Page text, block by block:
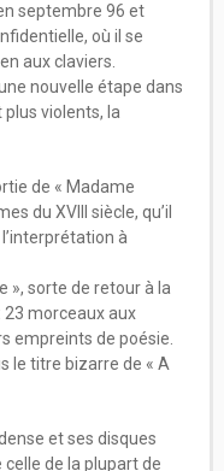
septembre 96 et
où il se
aux claviers.
nouvelle étape dans
violents, la
de « Madame
du XVIII siècle, qu’il
à
», sorte de retour à la
23 morceaux aux
empreints de poésie.
le titre bizarre de « A
et ses disques
de la plupart de